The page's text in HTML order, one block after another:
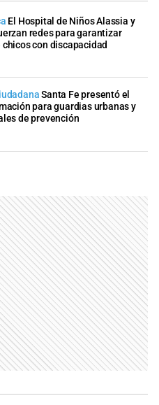
El Hospital de Niños Alassia y
redes para garantizar
con discapacidad
Santa Fe presentó el
para guardias urbanas y
de prevención